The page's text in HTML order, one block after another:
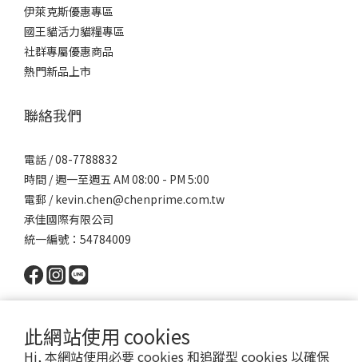
此網站使用 cookies
Hi, 本網站使用必要 cookies 和追蹤型 cookies 以確保
伊萊克斯優惠專區
國王貓活力貓糧專區
社群專屬優惠商品
熱門新品上市
聯絡我們
電話 / 08-7788832
時間 / 週一至週五 AM 08:00 - PM 5:00
電郵 / kevin.chen@chenprime.com.tw
承佳國際有限公司
統一編號：54784009